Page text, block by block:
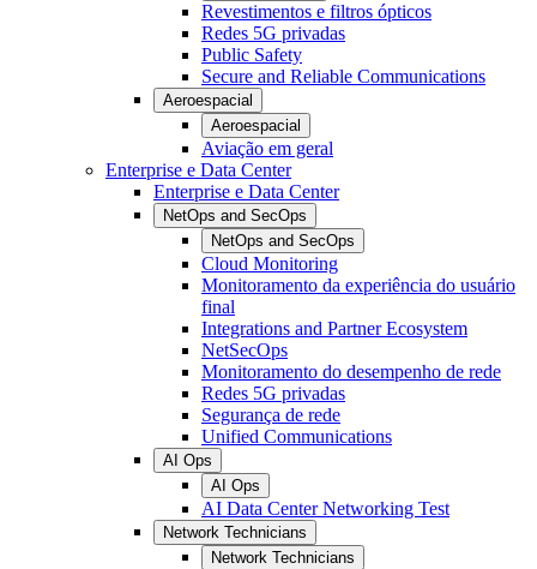
Revestimentos e filtros ópticos
Redes 5G privadas
Public Safety
Secure and Reliable Communications
Aeroespacial
Aeroespacial
Aviação em geral
Enterprise e Data Center
Enterprise e Data Center
NetOps and SecOps
NetOps and SecOps
Cloud Monitoring
Monitoramento da experiência do usuário
final
Integrations and Partner Ecosystem
NetSecOps
Monitoramento do desempenho de rede
Redes 5G privadas
Segurança de rede
Unified Communications
AI Ops
AI Ops
AI Data Center Networking Test
Network Technicians
Network Technicians